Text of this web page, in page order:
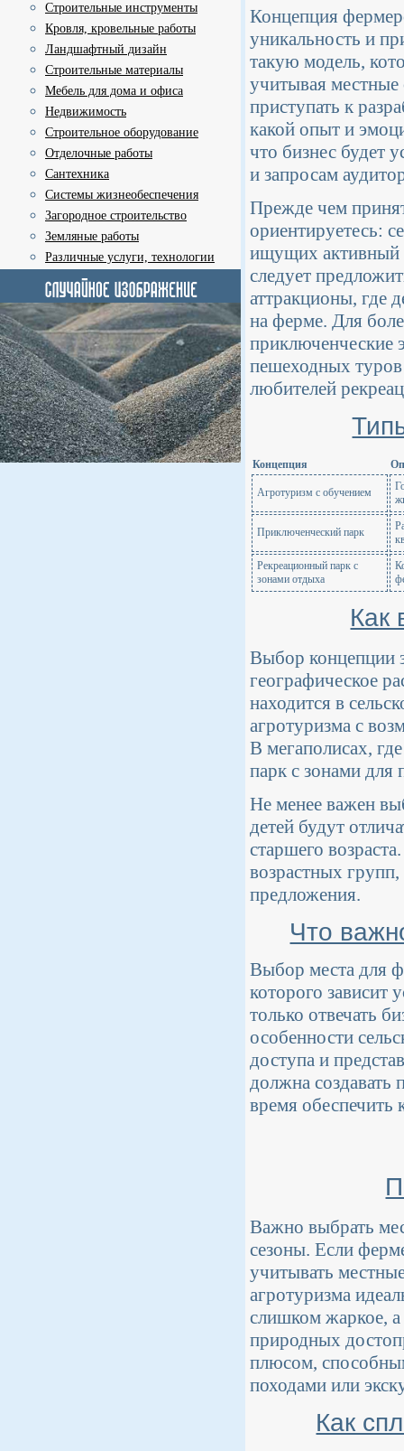
Строительные инструменты
Кровля, кровельные работы
Ландшафтный дизайн
Строительные материалы
Мебель для дома и офиса
Недвижимость
Строительное оборудование
Отделочные работы
Сантехника
Системы жизнеобеспечения
Загородное строительство
Земляные работы
Различные услуги, технологии
Концепция
уникальность и
такую модель,
учитывая местные
приступать к
какой опыт и
что бизнес будет
и запросам
Прежде чем
ориентируетесь:
ищущих активный
следует
аттракционы, где
на ферме. Для
приключенческие
пешеходных
любителей
Концепция
Агротуризм с обучением
Приключенческий парк
Рекреационный парк с
зонами отдыха
Как
Выбор концепции
географическое
находится в
агротуризма с
В мегаполисах,
парк с зонами для
Не менее важен
детей будут
старшего
возрастных
предложения.
Что
Выбор места для
которого зависит
только отвечать
особенности
доступа и
должна создавать
время обеспечить
Важно выбрать
сезоны. Если
учитывать
агротуризма
слишком жаркое,
природных
плюсом,
походами или
Как